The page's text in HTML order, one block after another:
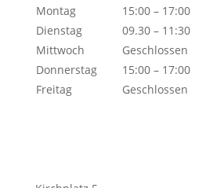
Montag
15:00 – 17:00
Dienstag
09.30 – 11:30
Mittwoch
Geschlossen
Donnerstag
15:00 – 17:00
Freitag
Geschlossen